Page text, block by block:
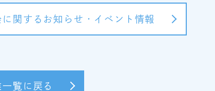
関するお知らせ・イベント情報
一覧に戻る